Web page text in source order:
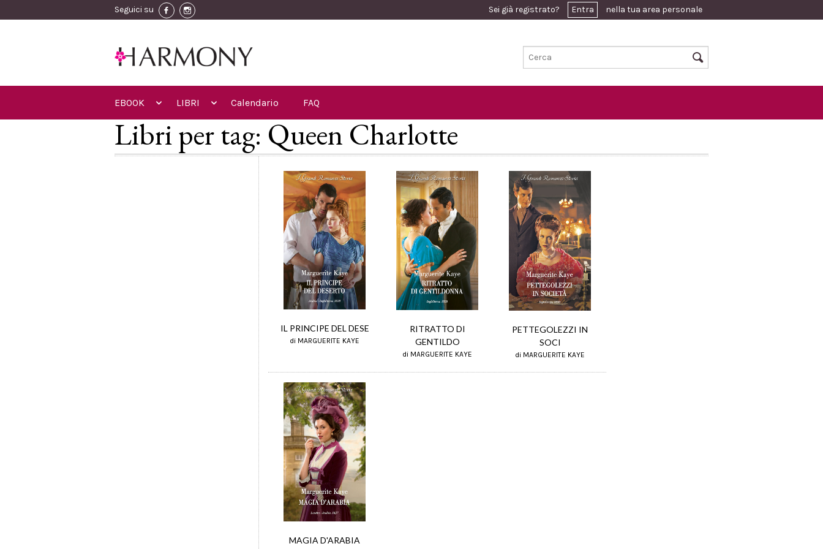
Seguici su Sei già registrato? Entra nella tua area personale
EBOOK LIBRI Calendario FAQ
Libri per tag: Queen Charlotte
IL PRINCIPE DEL DESE
di MARGUERITE KAYE
RITRATTO DI
GENTILDO
di MARGUERITE KAYE
PETTEGOLEZZI IN
SOCI
di MARGUERITE KAYE
MAGIA D'ARABIA